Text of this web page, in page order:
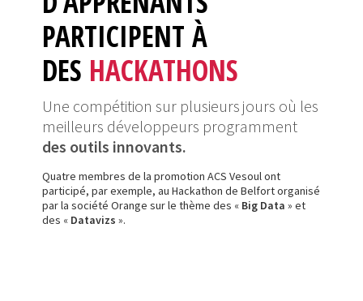
PARTICIPENT À
DES HACKATHONS
Une compétition sur plusieurs jours où les
meilleurs développeurs programment
des outils innovants.
Quatre membres de la promotion ACS Vesoul ont
participé, par exemple, au Hackathon de Belfort organisé
par la société Orange sur le thème des « Big Data » et
des « Datavizs ».